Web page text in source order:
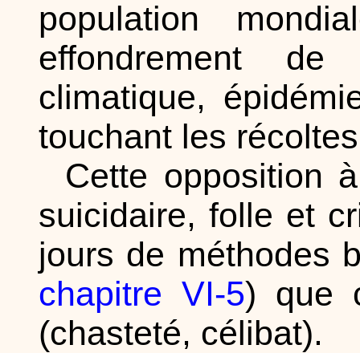
population
effondrement de
climatique,
touchant les
Cette opposition
suicidaire, folle et
jours de méthodes
chapitre VI-5) que
(chasteté, célibat).